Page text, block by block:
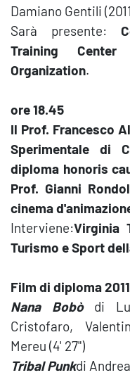
Damiano Gentili
Sarà presente:
Training
Organization.
ore 18.45
Il Prof. Francesco
Sperimentale di
diploma honoris
Prof. Gianni
cinema
Interviene:Virginia
Turismo e Sport
Film di diploma
Nana Bobòdi
Cristofaro,
Mereu (4' 27")
Tribal Punkdi